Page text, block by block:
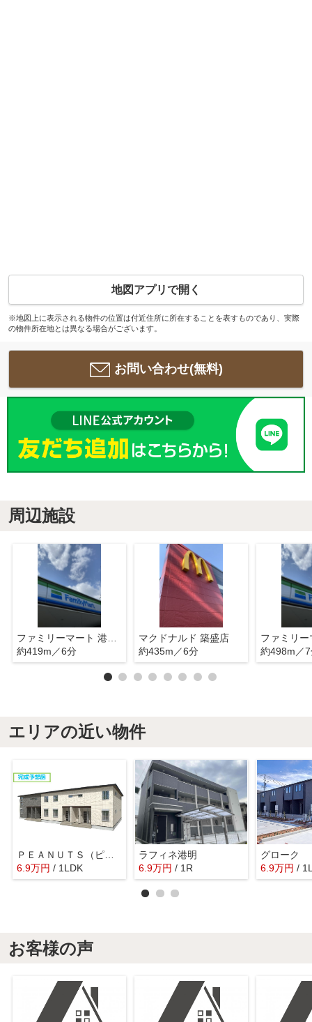
地図アプリで開く
※地図上に表示される物件の位置は付近住所に所在することを表すものであり、実際
の物件所在地とは異なる場合がございます。
お問い合わせ(無料)
周辺施設
ファミリーマート 港築盛店
約419m／6分
マクドナルド 築盛店
約435m／6分
約498m／
エリアの近い物件
ＰＥＡＮＵＴＳ（ピ－ナッツ）
6.9万円 / 1LDK
ラフィネ港明
6.9万円 / 1R
グローク
6.9万円 /
お客様の声